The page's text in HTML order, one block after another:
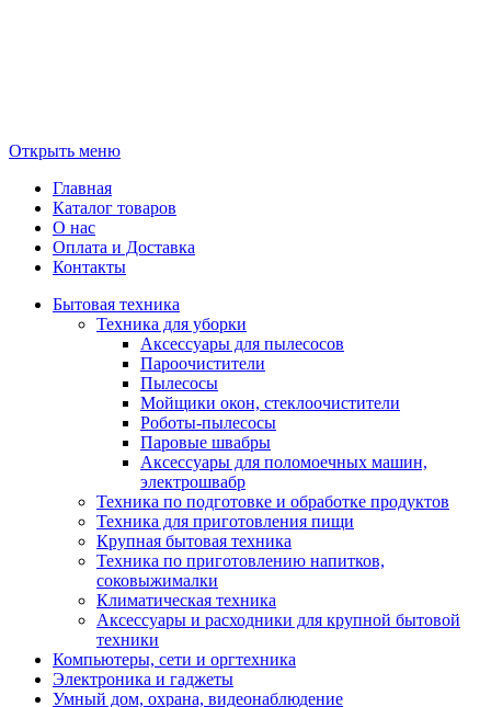
Открыть меню
Главная
Каталог товаров
О нас
Оплата и Доставка
Контакты
Бытовая техника
Техника для уборки
Аксессуары для пылесосов
Пароочистители
Пылесосы
Мойщики окон, стеклоочистители
Роботы-пылесосы
Паровые швабры
Аксессуары для поломоечных машин,
электрошвабр
Техника по подготовке и обработке продуктов
Техника для приготовления пищи
Крупная бытовая техника
Техника по приготовлению напитков,
соковыжималки
Климатическая техника
Аксессуары и расходники для крупной бытовой
техники
Компьютеры, сети и оргтехника
Электроника и гаджеты
Умный дом, охрана, видеонаблюдение